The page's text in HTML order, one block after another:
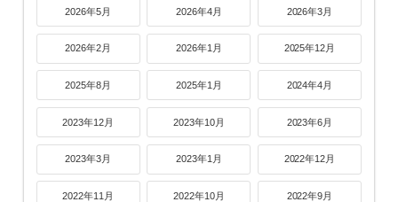
2026年5月 2026年4月 2026年3月
2026年2月 2026年1月 2025年12月
2025年8月 2025年1月 2024年4月
2023年12月 2023年10月 2023年6月
2023年3月 2023年1月 2022年12月
2022年11月 2022年10月 2022年9月